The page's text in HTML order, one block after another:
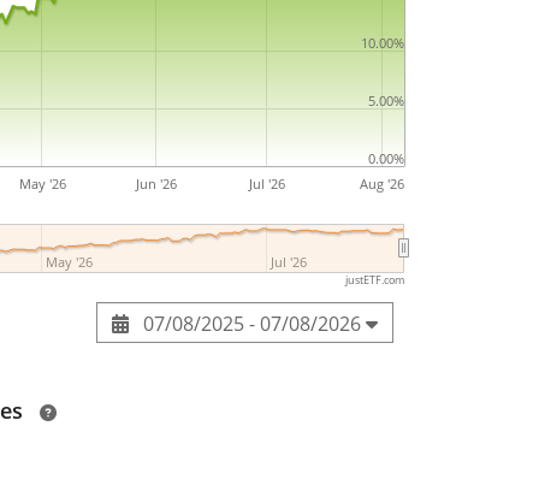
May '26 Jun '26 Jul '26 Aug '26
May '26 Jul '26
0.00%
5.00%
10.00%
justETF.com
07/08/2025 - 07/08/2026